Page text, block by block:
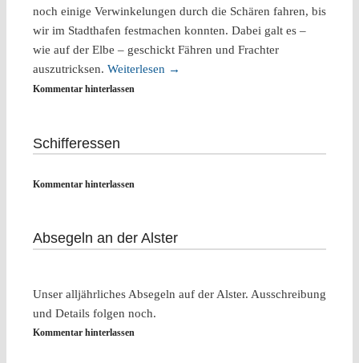
noch einige Verwinkelungen durch die Schären fahren, bis
wir im Stadthafen festmachen konnten. Dabei galt es –
wie auf der Elbe – geschickt Fähren und Frachter
auszutricksen. Weiterlesen →
Kommentar hinterlassen
Schifferessen
Kommentar hinterlassen
Absegeln an der Alster
Unser alljährliches Absegeln auf der Alster. Ausschreibung
und Details folgen noch.
Kommentar hinterlassen